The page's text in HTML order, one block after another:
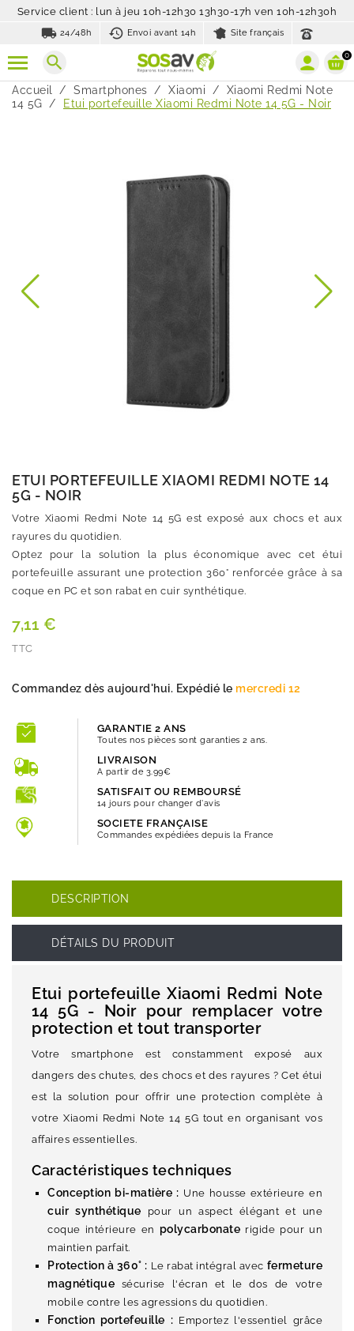
Service client : lun à jeu 10h-12h30 13h30-17h ven 10h-12h30h
local_shipping 24/48h history_toggle_off
Envoi avant 14h Site français
search 0
Accueil Smartphones Xiaomi
Xiaomi Redmi Note
14 5G
Etui portefeuille Xiaomi Redmi Note 14 5G - Noir
ETUI PORTEFEUILLE XIAOMI REDMI NOTE 14
5G - NOIR
Votre Xiaomi Redmi Note 14 5G est exposé aux chocs et aux
rayures du quotidien.
Optez pour la solution la plus économique avec cet étui
portefeuille assurant une protection 360° renforcée grâce à sa
coque en PC et son rabat en cuir synthétique.
7,11 €
TTC
Commandez dès aujourd'hui. Expédié le mercredi 12
GARANTIE 2 ANS
Toutes nos pièces sont garanties 2 ans.
LIVRAISON
A partir de 3.99€
SATISFAIT OU REMBOURSÉ
14 jours pour changer d'avis
SOCIETE FRANÇAISE
Commandes expédiées depuis la France
DESCRIPTION
DÉTAILS DU PRODUIT
Etui portefeuille Xiaomi Redmi Note
14 5G - Noir pour remplacer votre
protection et tout transporter
Votre smartphone est constamment exposé aux
dangers des chutes, des chocs et des rayures ? Cet étui
est la solution pour offrir une protection complète à
votre Xiaomi Redmi Note 14 5G tout en organisant vos
affaires essentielles.
Caractéristiques techniques
Conception bi-matière : Une housse extérieure en
cuir synthétique pour un aspect élégant et une
coque intérieure en polycarbonate rigide pour un
maintien parfait.
Protection à 360° : Le rabat intégral avec fermeture
magnétique sécurise l'écran et le dos de votre
mobile contre les agressions du quotidien.
Fonction portefeuille : Emportez l'essentiel grâce